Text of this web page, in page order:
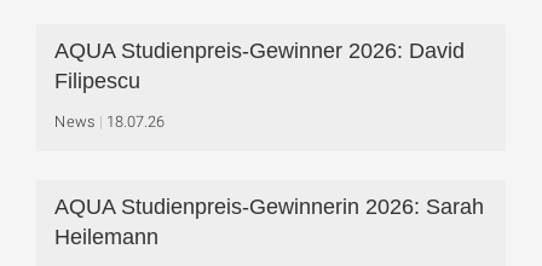
AQUA Studienpreis-Gewinner 2026: David
Filipescu
News 18.07.26
AQUA Studienpreis-Gewinnerin 2026: Sarah
Heilemann